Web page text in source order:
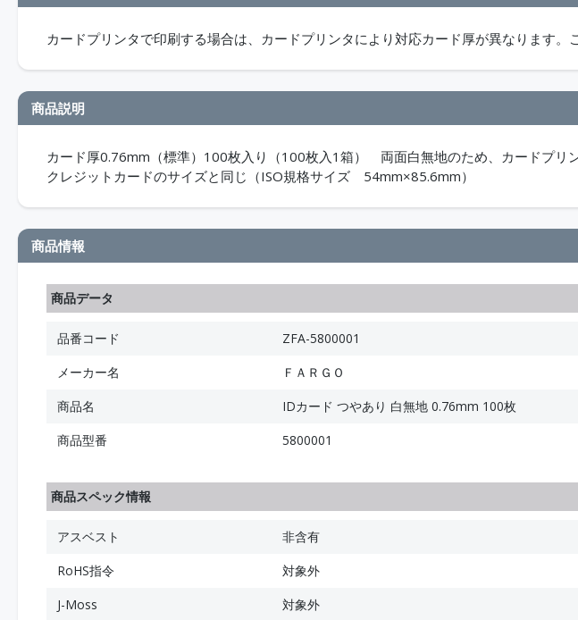
カードプリンタで印刷する場合は、カードプリンタにより対応カード厚が異なります。
商品説明
カード厚0.76mm（標準）100枚入り（100枚入1箱） 両面白無地のため、カードプリ
クレジットカードのサイズと同じ（ISO規格サイズ 54mm×85.6mm）
商品情報
商品データ
品番コード
ZFA-5800001
メーカー名
ＦＡＲＧＯ
商品名
IDカード つやあり 白無地 0.76mm 100枚
商品型番
5800001
商品スペック情報
アスベスト
非含有
RoHS指令
対象外
J-Moss
対象外